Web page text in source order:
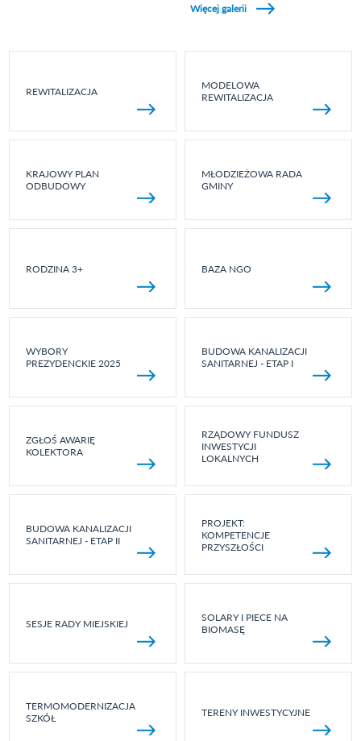
Więcej galerii
REWITALIZACJA
MODELOWA
REWITALIZACJA
KRAJOWY PLAN
ODBUDOWY
MŁODZIEŻOWA RADA
GMINY
RODZINA 3+ BAZA NGO
WYBORY
PREZYDENCKIE 2025
BUDOWA KANALIZACJI
SANITARNEJ - ETAP I
ZGŁOŚ AWARIĘ
KOLEKTORA
RZĄDOWY FUNDUSZ
INWESTYCJI
LOKALNYCH
BUDOWA KANALIZACJI
SANITARNEJ - ETAP II
PROJEKT:
KOMPETENCJE
PRZYSZŁOŚCI
SESJE RADY MIEJSKIEJ
SOLARY I PIECE NA
BIOMASĘ
TERMOMODERNIZACJA
SZKÓŁ
TERENY INWESTYCYJNE